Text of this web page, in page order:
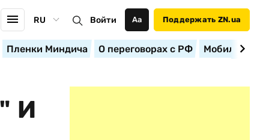
RU Войти Аа Поддержать ZN.ua
Пленки Миндича О переговорах с РФ
И